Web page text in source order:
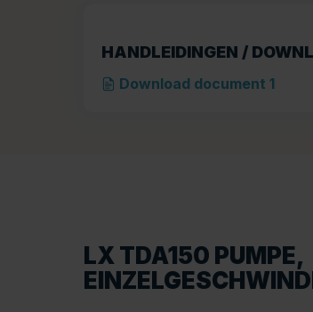
HANDLEIDINGEN /
Download document 1
LX TDA150 PUMPE,